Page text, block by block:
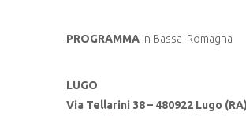
PROGRAMMA in Bassa Romagna
LUGO
Via Tellarini 38 – 480922 Lugo (RA)